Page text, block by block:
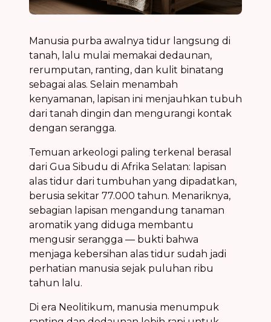
Manusia purba awalnya tidur langsung di
tanah, lalu mulai memakai dedaunan,
rerumputan, ranting, dan kulit binatang
sebagai alas. Selain menambah
kenyamanan, lapisan ini menjauhkan tubuh
dari tanah dingin dan mengurangi kontak
dengan serangga.
Temuan arkeologi paling terkenal berasal
dari Gua Sibudu di Afrika Selatan: lapisan
alas tidur dari tumbuhan yang dipadatkan,
berusia sekitar 77.000 tahun. Menariknya,
sebagian lapisan mengandung tanaman
aromatik yang diduga membantu
mengusir serangga — bukti bahwa
menjaga kebersihan alas tidur sudah jadi
perhatian manusia sejak puluhan ribu
tahun lalu.
Di era Neolitikum, manusia menumpuk